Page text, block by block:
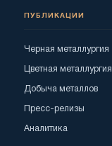
ПУБЛИКАЦИИ
Черная металлургия
Цветная металлургия
Добыча металлов
Пресс-релизы
Аналитика